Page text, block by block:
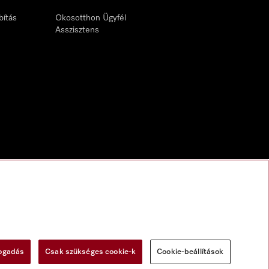
Okosotthon Ügyfél
Asszisztens
Csak szükséges cookie-k Cookie-beállítások